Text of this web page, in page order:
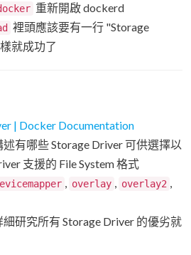
重新開啟 dockerd
裡頭應該要有一行 "Storage
就成功了
| Docker Documentation
有哪些 Storage Driver 可供選擇以
支援的 File System 格式
, overlay , overlay2 ,
研究所有 Storage Driver 的優劣就